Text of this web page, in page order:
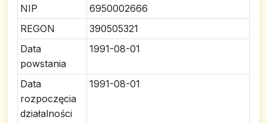
NIP
6950002666
REGON
390505321
Data
powstania
1991-08-01
Data
rozpoczęcia
działalności
1991-08-01